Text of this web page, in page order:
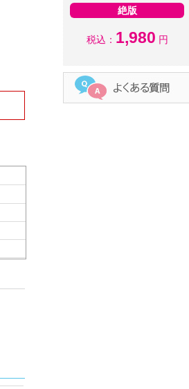
絶版
税込： 1,980 円